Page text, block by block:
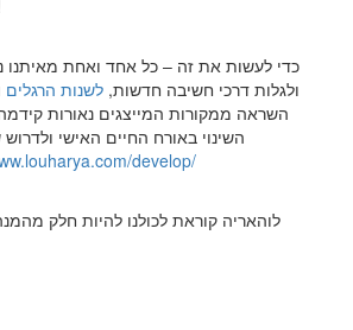
כדי לעשות את זה – כל אחד ואחת מאיתנו
ולגלות דרכי חשיבה חדשות, לשנות הרגלים
השראה ממקורות המייצגים נאורות
השינוי באורח החיים האישי ולדרוש
develop/
לוהאריה קוראת לכולנו להיות חלק